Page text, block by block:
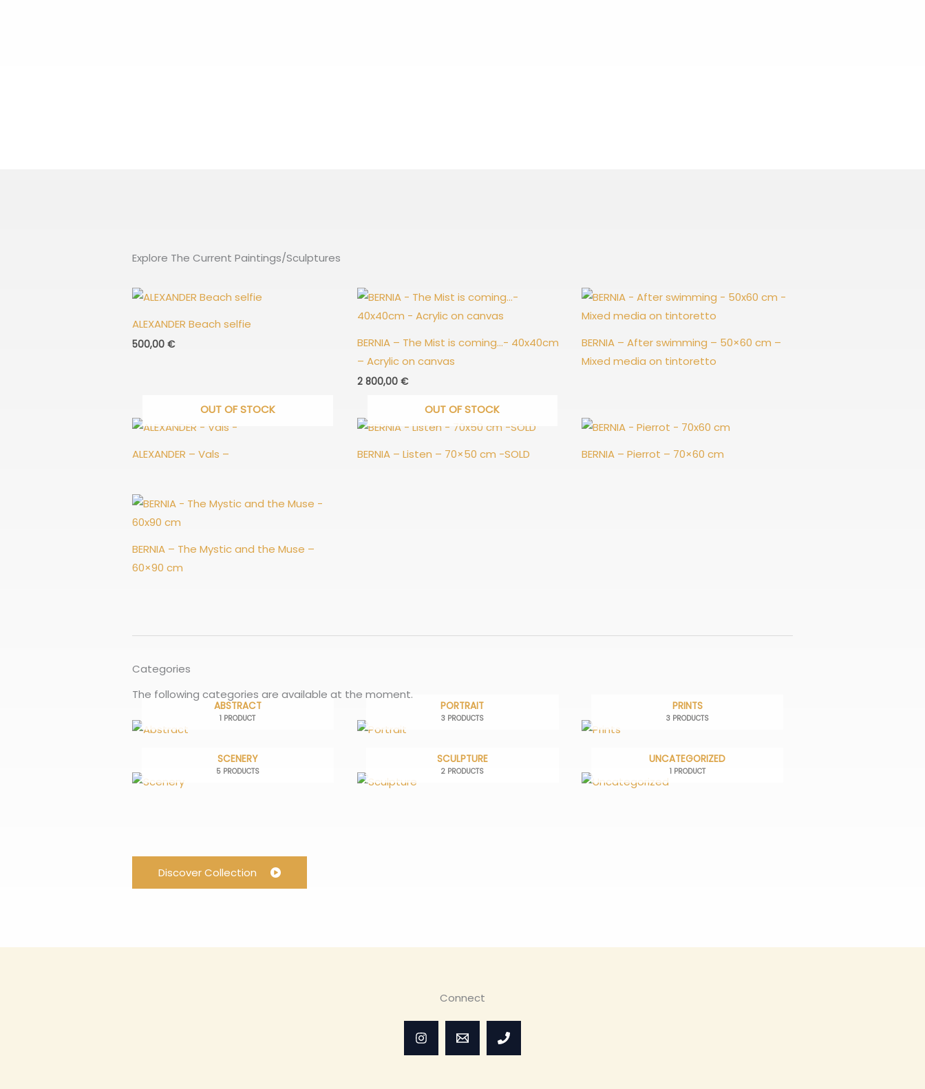
Explore The Current Paintings/Sculptures
ALEXANDER Beach selfie
500,00 €
BERNIA – The Mist is coming…- 40x40cm
– Acrylic on canvas
2 800,00 €
BERNIA – After swimming – 50×60 cm –
Mixed media on tintoretto
OUT OF STOCK
ALEXANDER – Vals –
OUT OF STOCK
BERNIA – Listen – 70×50 cm -SOLD BERNIA – Pierrot – 70×60 cm
BERNIA – The Mystic and the Muse –
60×90 cm
Categories
The following categories are available at the moment.
ABSTRACT
1 PRODUCT
PORTRAIT
3 PRODUCTS
PRINTS
3 PRODUCTS
SCENERY
5 PRODUCTS
SCULPTURE
2 PRODUCTS
UNCATEGORIZED
1 PRODUCT
Discover Collection
Connect